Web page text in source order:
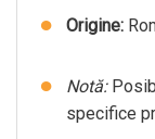
Origine:
Notă:
specifice